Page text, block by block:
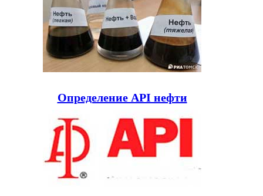
Определение API нефти